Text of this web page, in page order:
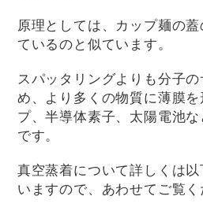
原理としては、カップ麺の
ているのと似ています。
スパッタリングよりも分子
め、より多くの物質に薄膜
プ、半導体素子、太陽電池
です。
真空蒸着について詳しくは
いますので、あわせてご覧く